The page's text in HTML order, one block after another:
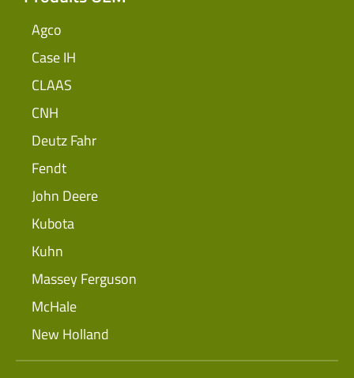
Agco
Case IH
CLAAS
CNH
Deutz Fahr
Fendt
John Deere
Kubota
Kuhn
Massey Ferguson
McHale
New Holland